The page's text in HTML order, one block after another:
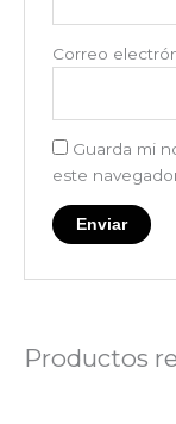
Correo
Guarda mi
este
Productos